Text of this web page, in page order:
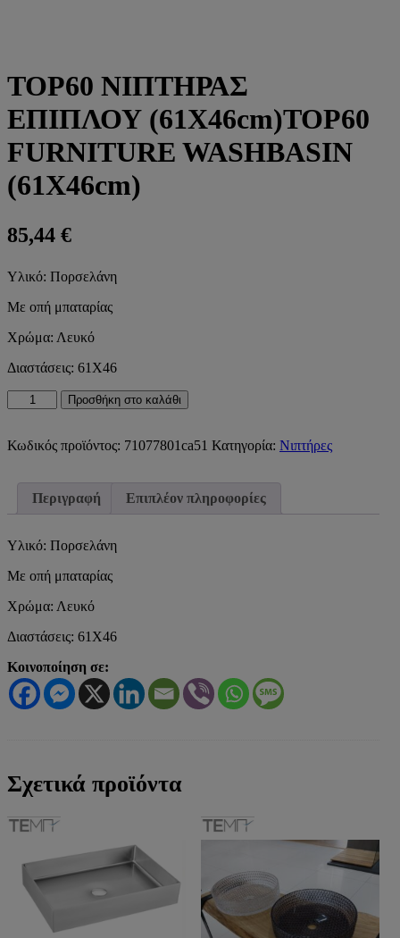
TOP60 ΝΙΠΤΗΡΑΣ
ΕΠΙΠΛΟΥ (61Χ46cm)TOP60
FURNITURE WASHBASIN
(61Χ46cm)
85,44 €
Υλικό: Πορσελάνη
Με οπή μπαταρίας
Χρώμα: Λευκό
Διαστάσεις: 61Χ46
TOP60
ΝΙΠΤΗΡΑΣ
(61Χ46cm)TOP60
(61Χ46cm)
ποσότητα
Προσθήκη στο καλάθι
Κωδικός προϊόντος: 71077801ca51 Κατηγορία: Νιπτήρες
Περιγραφή Επιπλέον πληροφορίες
Υλικό: Πορσελάνη
Με οπή μπαταρίας
Χρώμα: Λευκό
Διαστάσεις: 61Χ46
Κοινοποίηση σε:
Σχετικά προϊόντα